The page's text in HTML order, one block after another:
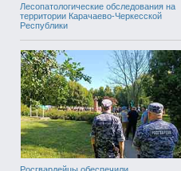
Лесопатологические обследования на
территории Карачаево-Черкесской
Республики